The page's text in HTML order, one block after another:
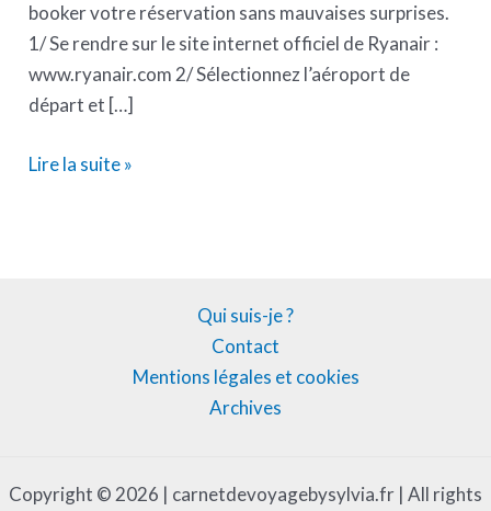
booker votre réservation sans mauvaises surprises.
1/ Se rendre sur le site internet officiel de Ryanair :
www.ryanair.com 2/ Sélectionnez l’aéroport de
départ et […]
Lire la suite »
Qui suis-je ?
Contact
Mentions légales et cookies
Archives
Copyright © 2026 | carnetdevoyagebysylvia.fr | All rights